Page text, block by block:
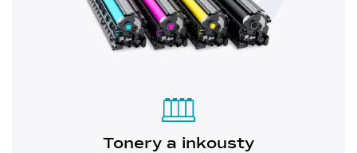
Tonery a inkousty